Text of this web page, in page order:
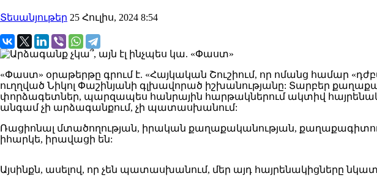
Տեսանյութեր 25 Հուլիս, 2024 8:54
«Փաստ» օրաթերթը գրում է. «Հայկական Շուշիում, որ ոմանց համար
ուղղված Նիկոլ Փաշինյանի գլխավորած իշխանությանը: Տարբեր
փորձագետներ, պարզապես հանրային հարթակներում ակտիվ
անգամ չի արձագանքում, չի պատասխանում:
Ռացիոնալ մտածողության, իրական քաղաքականության,
իհարկե, իրավացի են:
Այսինքն, ասելով, որ չեն պատասխանում, մեր այդ հայրենակիցները